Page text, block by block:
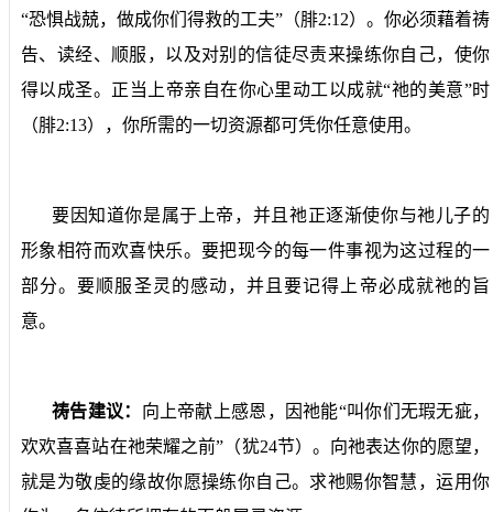
“恐惧战兢，做成你们得救的工夫”（腓2:12）。你必须藉着祷
告、读经、顺服，以及对别的信徒尽责来操练你自己，使你
得以成圣。正当上帝亲自在你心里动工以成就“祂的美意”时
（腓2:13），你所需的一切资源都可凭你任意使用。
要因知道你是属于上帝，并且祂正逐渐使你与祂儿子的
形象相符而欢喜快乐。要把现今的每一件事视为这过程的一
部分。要顺服圣灵的感动，并且要记得上帝必成就祂的旨
意。
祷告建议： 向上帝献上感恩，因祂能“叫你们无瑕无疵，
欢欢喜喜站在祂荣耀之前”（犹24节）。向祂表达你的愿望，
就是为敬虔的缘故你愿操练你自己。求祂赐你智慧，运用你